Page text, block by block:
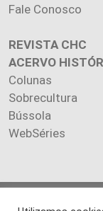
Fale Conosco
REVISTA CHC
ACERVO
Colunas
Sobrecultura
Bússola
WebSéries
Copyright 2026